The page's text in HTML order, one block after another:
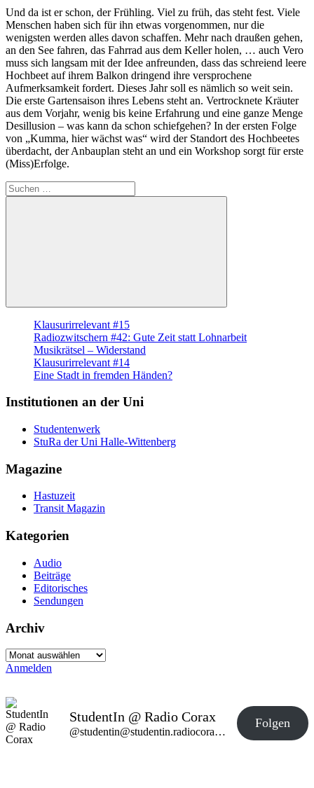
Und da ist er schon, der Frühling. Viel zu früh, das steht fest. Viele
Menschen haben sich für ihn etwas vorgenommen, nur die
wenigsten werden alles davon schaffen. Mehr nach draußen gehen,
an den See fahren, das Fahrrad aus dem Keller holen, … auch Vero
muss sich langsam mit der Idee anfreunden, dass das schreiend leere
Hochbeet auf ihrem Balkon dringend ihre versprochene
Aufmerksamkeit fordert. Dieses Jahr soll es nämlich so weit sein.
Die erste Gartensaison ihres Lebens steht an. Vertrocknete Kräuter
aus dem Vorjahr, wenig bis keine Erfahrung und eine ganze Menge
Desillusion – was kann da schon schiefgehen? In der ersten Folge
von „Kumma, hier wächst was“ wird der Standort des Hochbeetes
überdacht, der Anbauplan steht an und ein Workshop sorgt für erste
(Miss)Erfolge.
Suche
nach:
Suchen
Klausurirrelevant #15
Radiozwitschern #42: Gute Zeit statt Lohnarbeit
Musikrätsel – Widerstand
Klausurirrelevant #14
Eine Stadt in fremden Händen?
Institutionen an der Uni
Studentenwerk
StuRa der Uni Halle-Wittenberg
Magazine
Hastuzeit
Transit Magazin
Kategorien
Audio
Beiträge
Editorisches
Sendungen
Archiv
Archiv
Anmelden
StudentIn @ Radio Corax
@studentin@studentin.radiocorax.de
Folgen